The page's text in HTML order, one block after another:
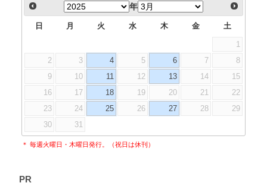
年
日 月 火 水 木 金 土
1
2
3 4 5 6 7
8
9
10 11 12 13 14
15
16
17 18 19 20 21
22
23
24 25 26 27 28
29
30
31
＊ 毎週火曜日・木曜日発行。（祝日は休刊）